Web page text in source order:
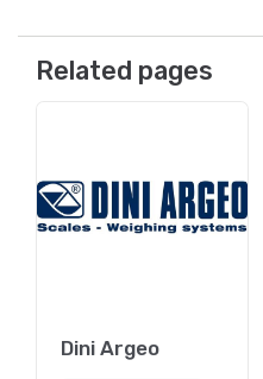
Related pages
Dini Argeo